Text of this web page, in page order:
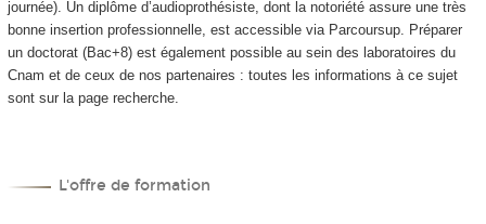
journée). Un diplôme d’audioprothésiste, dont la notoriété assure une très
bonne insertion professionnelle, est accessible via Parcoursup. Préparer
un doctorat (Bac+8) est également possible au sein des laboratoires du
Cnam et de ceux de nos partenaires : toutes les informations à ce sujet
sont sur la page recherche.
L'offre de formation